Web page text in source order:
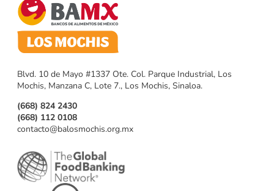
Blvd. 10 de Mayo #1337 Ote. Col. Parque Industrial, Los
Mochis, Manzana C, Lote 7., Los Mochis, Sinaloa.
(668) 824 2430
(668) 112 0108
contacto@balosmochis.org.mx